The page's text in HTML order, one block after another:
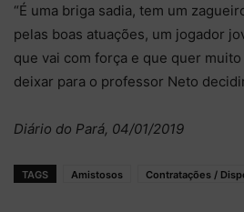
“É uma briga sadia, tem um
pelas boas atuações, um jogador
que vai com força e que quer
deixar para o professor Neto
Diário do Pará, 04/01/2019
TAGS Amistosos Contratações /